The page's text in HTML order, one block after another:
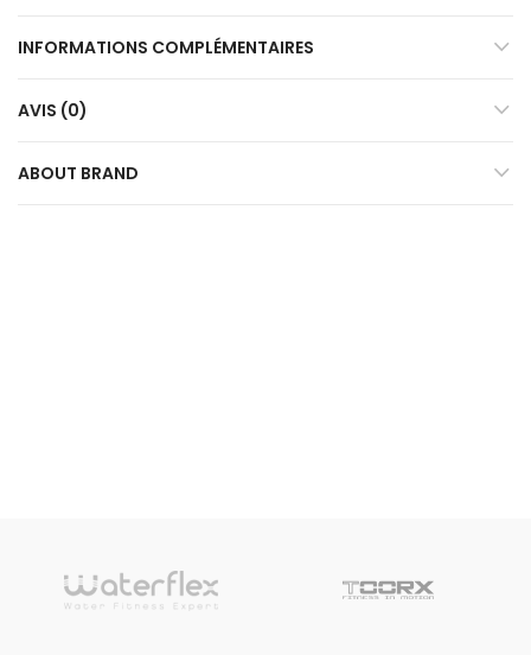
INFORMATIONS COMPLÉMENTAIRES
AVIS (0)
ABOUT BRAND